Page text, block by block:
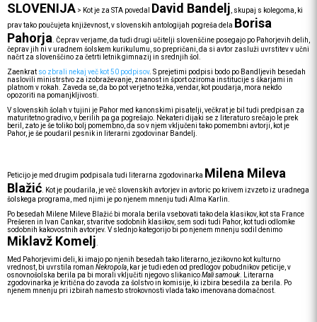
SLOVENIJA > Kot je za STA povedal David Bandelj , skupaj s kolegoma, ki
prav tako poučujeta književnost, v slovenskih antologijah pogreša dela Borisa
Pahorja . Čeprav verjame, da tudi drugi učitelji slovenščine posegajo po Pahorjevih delih,
čeprav jih ni v uradnem šolskem kurikulumu, so prepričani, da si avtor zasluži uvrstitev v učni
načrt za slovenščino za četrti letnik gimnazij in srednjih šol.
Zaenkrat so zbrali nekaj več kot 50 podpisov. S prejetimi podpisi bodo po Bandljevih besedah
naslovili ministrstvo za izobraževanje, znanost in šport oziroma institucije s škarjami in
platnom v rokah. Zaveda se, da bo pot verjetno težka, vendar, kot poudarja, mora nekdo
opozoriti na pomanjkljivosti.
V slovenskih šolah v tujini je Pahor med kanonskimi pisatelji, večkrat je bil tudi predpisan za
maturitetno gradivo, v berilih pa ga pogrešajo. Nekateri dijaki se z literaturo srečajo le prek
beril, zato je še toliko bolj pomembno, da so v njem vključeni tako pomembni avtorji, kot je
Pahor, je še poudaril pesnik in literarni zgodovinar Bandelj.
Peticijo je med drugim podpisala tudi literarna zgodovinarka Milena Mileva
Blažić . Kot je poudarila, je več slovenskih avtorjev in avtoric po krivem izvzeto iz uradnega
šolskega programa, med njimi je po njenem mnenju tudi Alma Karlin.
Po besedah Milene Mileve Blažić bi morala berila vsebovati tako dela klasikov, kot sta France
Prešeren in Ivan Cankar, stvaritve sodobnih klasikov, sem sodi tudi Pahor, kot tudi odlomke
sodobnih kakovostnih avtorjev. V slednjo kategorijo bi po njenem mnenju sodil denimo
Miklavž Komelj
Med Pahorjevimi deli, ki imajo po njenih besedah tako literarno, jezikovno kot kulturno
vrednost, bi uvrstila roman Nekropola , kar je tudi eden od predlogov pobudnikov peticije, v
osnovnošolska berila pa bi morali vključiti njegovo slikanicoMali samouk . Literarna
zgodovinarka je kritična do zavoda za šolstvo in komisije, ki izbira besedila za berila. Po
njenem mnenju pri izbirah namesto strokovnosti vlada tako imenovana domačnost.